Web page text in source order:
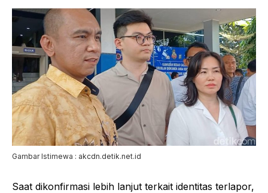
Gambar Istimewa : akcdn.detik.net.id
Saat dikonfirmasi lebih lanjut terkait identitas terlapor,